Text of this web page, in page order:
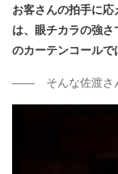
お客さんの拍手に
は、眼チカラの強
のカーテンコールで
―― そんな佐渡さん